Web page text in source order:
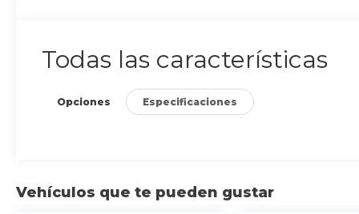
Todas las características
Opciones Especificaciones
Vehículos que te pueden gustar